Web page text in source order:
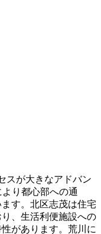
スが大きなアドバン
り都心部への通
す。北区志茂は住宅
、生活利便施設への
があります。荒川に